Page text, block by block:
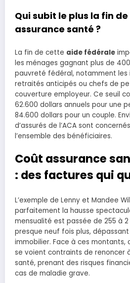
Qui subit le plus la fin
assurance santé ?
La fin de cette aide fédérale
les ménages gagnant plus de
pauvreté fédéral, notamment les
retraités anticipés ou chefs de
couverture employeur. Ce seuil
62.600 dollars annuels pour une
84.600 dollars pour un couple.
d’assurés de l’ACA sont
l’ensemble des bénéficiaires.
Coût assurance
: des factures qui
L’exemple de Lenny et Mandee
parfaitement la hausse
mensualité est passée de 255 à 2
presque neuf fois plus,
immobilier. Face à ces montants,
se voient contraints de renoncer
santé, prenant des risques
cas de maladie grave.